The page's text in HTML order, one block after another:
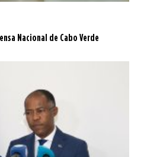
Nacional de Cabo Verde